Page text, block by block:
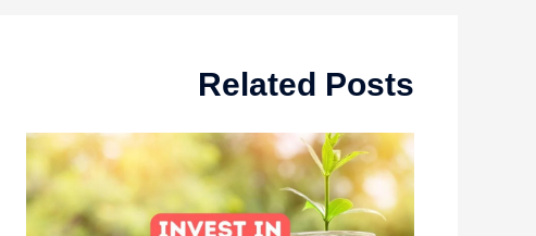
Related Posts